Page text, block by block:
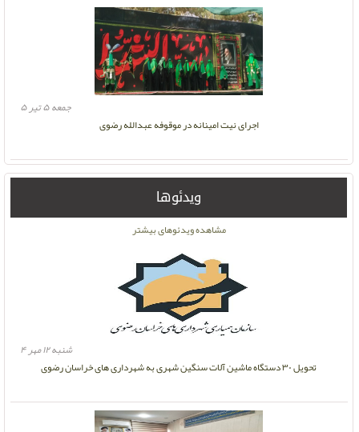
اجرای نیت امینانه در موقوفه عبدالله رضوی
جمعه ۵ تیر ۵
ویدئوها
تحویل ۳۰ دستگاه ماشین آلات سنگین شهری به شهرداری های خراسان رضوی
شنبه ۱۲ مهر ۴
مشاهده ویدئوهای بیشتر